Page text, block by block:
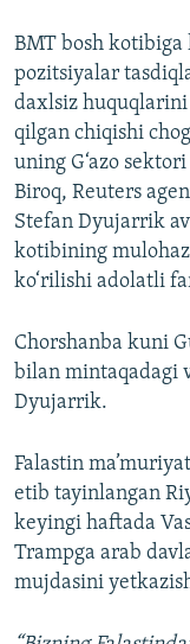
BMT bosh kotibiga
pozitsiyalar
daxlsiz huquqlarini
qilgan chiqishi
uning G‘azo
Biroq, Reuters
Stefan Dyujarrik
kotibining
ko‘rilishi adolatli
Chorshanba kuni
bilan mintaqadagi
Dyujarrik.
Falastin
etib tayinlangan
keyingi haftada
Trampga arab
mujdasini